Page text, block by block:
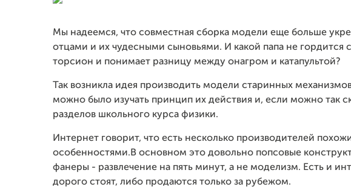
Мы надеемся, что совместная сборка модели еще больше
отцами и их чудесными сыновьями. И какой папа не гордится
торсион и понимает разницу между онагром и катапультой?
Так возникла идея производить модели старинных
можно было изучать принцип их действия и, если можно так
разделов школьного курса физики.
Интернет говорит, что есть несколько производителей
особенностями.В основном это довольно попсовые
фанеры - развлечение на пять минут, а не моделизм. Есть и
дорого стоят, либо продаются только за рубежом.